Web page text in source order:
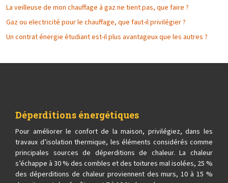
La veilleuse de mon chauffage à gaz ne tient pas, que faire ?
Gaz ou electricité pour le chauffage, que faut-il privilégier ?
Un contrat énergie étudiant est-il plus avantageux que les autres ?
Déperditions énergétiques
Pour améliorer le confort de la maison, privilégiez, dans les
travaux d’isolation thermique, les éléments considérés comme
principales sources de déperditions de chaleur. La chaleur
s’échappe à 30 % des combles et des toitures mal isolées, 25 %
des déperditions de chaleur proviennent des murs, 10 à 15 %